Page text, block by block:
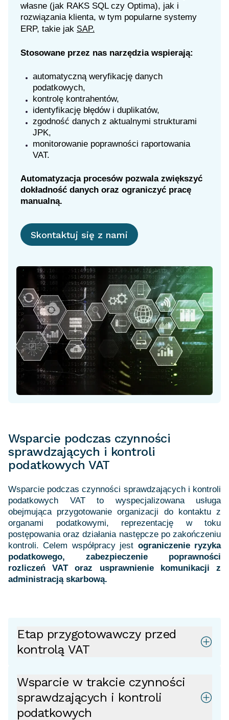
własne (jak RAKS SQL czy Optima), jak i
rozwiązania klienta, w tym popularne systemy
ERP, takie jak SAP.
Stosowane przez nas narzędzia wspierają:
automatyczną weryfikację danych
podatkowych,
kontrolę kontrahentów,
identyfikację błędów i duplikatów,
zgodność danych z aktualnymi strukturami
JPK,
monitorowanie poprawności raportowania
VAT.
Automatyzacja procesów pozwala zwiększyć
dokładność danych oraz ograniczyć pracę
manualną.
Skontaktuj się z nami
Wsparcie podczas czynności
sprawdzających i kontroli
podatkowych VAT
Wsparcie podczas czynności sprawdzających i kontroli
podatkowych VAT to wyspecjalizowana usługa
obejmująca przygotowanie organizacji do kontaktu z
organami podatkowymi, reprezentację w toku
postępowania oraz działania następcze po zakończeniu
kontroli. Celem współpracy jest ograniczenie ryzyka
podatkowego, zabezpieczenie poprawności
rozliczeń VAT oraz usprawnienie komunikacji z
administracją skarbową.
Etap przygotowawczy przed
kontrolą VAT
Wsparcie w trakcie czynności
sprawdzających i kontroli
podatkowych